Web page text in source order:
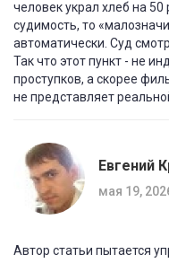
человек украл хлеб на 50
судимость, то
автоматически. Суд
Так что этот пункт - не
проступков, а скорее
не представляет
Евгений
мая 19,
Автор статьи пытается